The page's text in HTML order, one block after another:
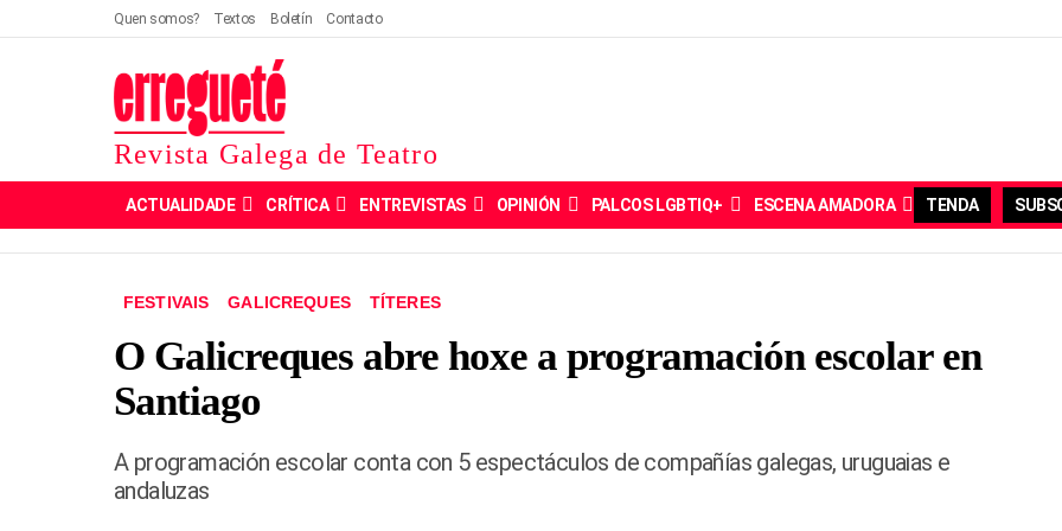
Quen somos? Textos Boletín Contacto
Revista Galega de Teatro
ACTUALIDADE CRÍTICA ENTREVISTAS OPINIÓN PALCOS LGBTIQ+ ESCENA AMADORA TENDA
FESTIVAIS GALICREQUES TÍTERES
O Galicreques abre hoxe a programación escolar en
Santiago
A programación escolar conta con 5 espectáculos de compañías galegas, uruguaias e
andaluzas